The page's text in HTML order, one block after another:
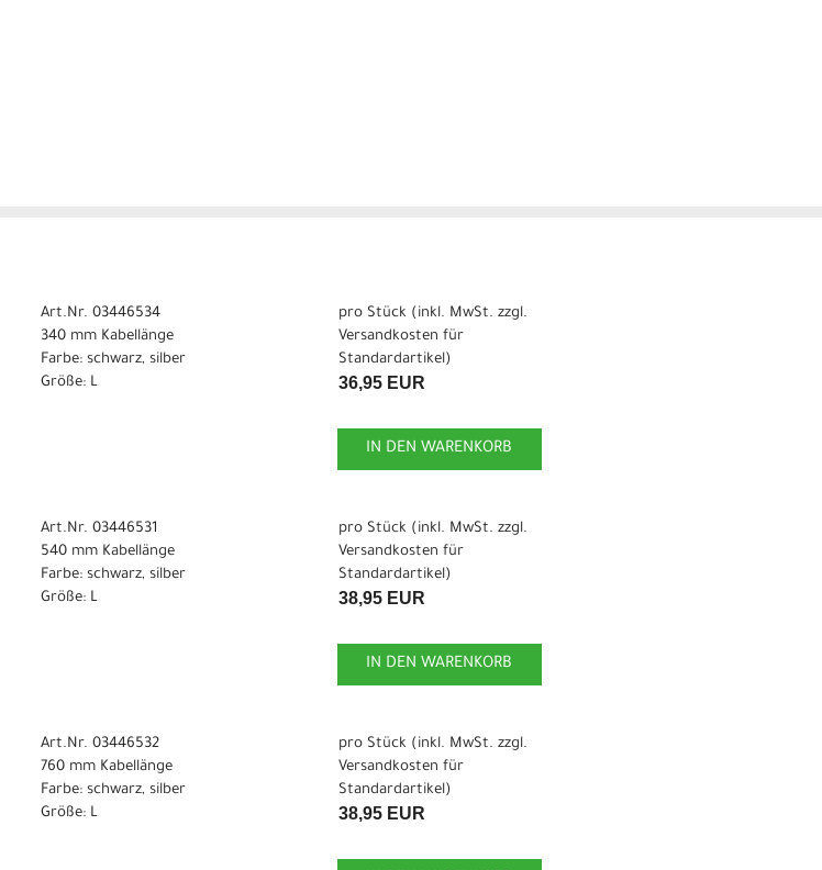
Art.Nr. 03446534
340 mm Kabellänge
Farbe: schwarz, silber
Größe: L
pro Stück (inkl. MwSt. zzgl.
Versandkosten für
Standardartikel)
36,95 EUR
IN DEN WARENKORB
Art.Nr. 03446531
540 mm Kabellänge
Farbe: schwarz, silber
Größe: L
pro Stück (inkl. MwSt. zzgl.
Versandkosten für
Standardartikel)
38,95 EUR
IN DEN WARENKORB
Art.Nr. 03446532
760 mm Kabellänge
Farbe: schwarz, silber
Größe: L
pro Stück (inkl. MwSt. zzgl.
Versandkosten für
Standardartikel)
38,95 EUR